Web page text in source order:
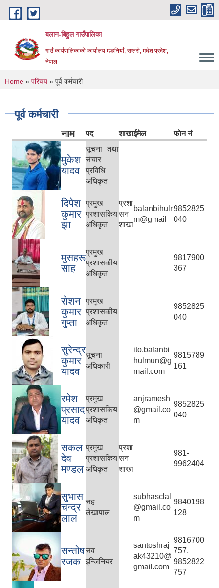
Skip to main content
बलान-बिहुल गाउँपालिका
गाउँ कार्यपालिकाको कार्यालय मल्हनियाँ, सप्तरी, मधेश प्रदेश,
नेपाल
You are here
Home » परिचय » पूर्व कर्मचारी
पूर्व कर्मचारी
नाम पद शाखाईमेल फोन नं
मुकेश
यादव
सूचना तथा
संचार
प्रविधि
अधिकृत
दिपेश
कुमार
झा
प्रमुख
प्रशासकिय
अधिकृत
प्रशा
सन
शाखा
balanbihulr
m@gmail
9852825
040
मुसहरू
साह
प्रमुख
प्रशासकीय
अधिकृत
9817900
367
रोशन
कुमार
गुप्ता
प्रमुख
प्रशासकीय
अधिकृत
9852825
040
सुरेन्द्र
कुमार
यादव
सूचना
अधिकारी
ito.balanbi
hulmun@g
mail.com
9815789
161
रमेश
प्रसाद
यादव
प्रमुख
प्रशासकिय
अधिकृत
anjramesh
@gmail.co
m
9852825
040
सकल
देव
मण्डल
प्रमुख
प्रशासकिय
अधिकृत
प्रशा
सन
शाखा
981-
9962404
सुभास
चन्द्र
लाल
सह
लेखापाल
subhasclal
@gmail.co
m
9840198
128
सन्तोष
रजक
सव
इन्जिनियर
santoshraj
ak43210@
gmail.com
9816700
757,
9852822
757